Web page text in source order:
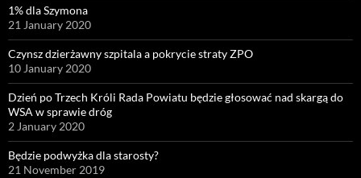
1% dla Szymona
21 January 2020
Czynsz dzierżawny szpitala a pokrycie straty ZPO
10 January 2020
Dzień po Trzech Króli Rada Powiatu będzie głosować nad skargą do
WSA w sprawie dróg
2 January 2020
Będzie podwyżka dla starosty?
21 November 2019